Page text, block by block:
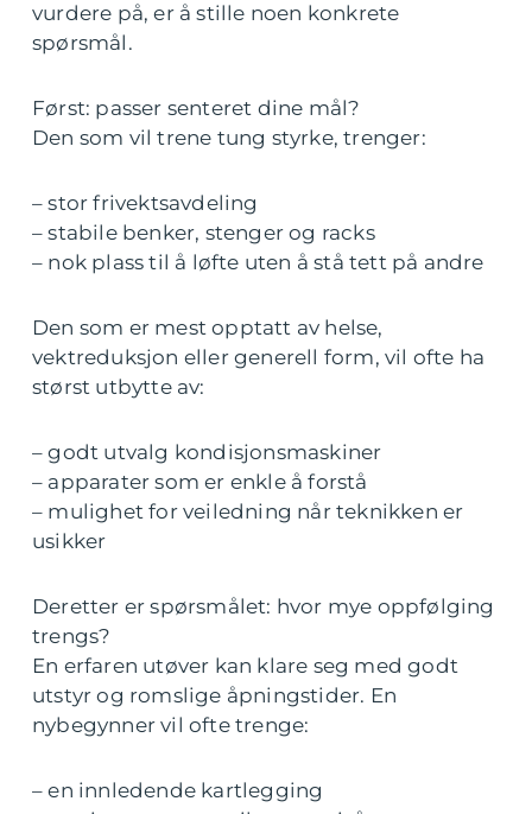
vurdere på, er å stille noen konkrete
spørsmål.
Først: passer senteret dine mål?
Den som vil trene tung styrke, trenger:
– stor frivektsavdeling
– stabile benker, stenger og racks
– nok plass til å løfte uten å stå tett på andre
Den som er mest opptatt av helse,
vektreduksjon eller generell form, vil ofte ha
størst utbytte av:
– godt utvalg kondisjonsmaskiner
– apparater som er enkle å forstå
– mulighet for veiledning når teknikken er
usikker
Deretter er spørsmålet: hvor mye oppfølging
trengs?
En erfaren utøver kan klare seg med godt
utstyr og romslige åpningstider. En
nybegynner vil ofte trenge:
– en innledende kartlegging